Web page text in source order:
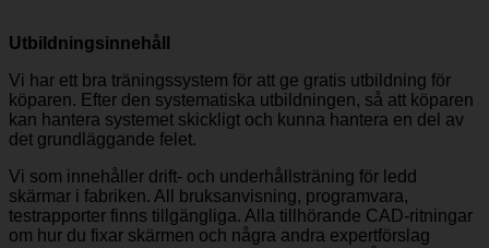
Utbildningsinnehåll
Vi har ett bra träningssystem för att ge gratis utbildning för
köparen. Efter den systematiska utbildningen, så att köparen
kan hantera systemet skickligt och kunna hantera en del av
det grundläggande felet.
Vi som innehåller drift- och underhållsträning för ledd
skärmar i fabriken. All bruksanvisning, programvara,
testrapporter finns tillgängliga. Alla tillhörande CAD-ritningar
om hur du fixar skärmen och några andra expertförslag